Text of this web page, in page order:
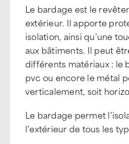
Le bardage est le
extérieur. Il apporte
isolation, ainsi qu’une
aux bâtiments. Il peut
différents matériaux : le
pvc ou encore le métal
verticalement, soit
Le bardage permet
l’extérieur de tous les